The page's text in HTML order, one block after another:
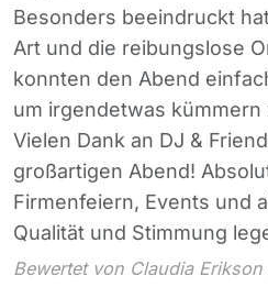
Besonders beeindruckt
Art und die reibungslose
konnten den Abend
um irgendetwas kümmern
Vielen Dank an DJ &
großartigen Abend!
Firmenfeiern, Events und
Qualität und Stimmung
Bewertet von Claudia